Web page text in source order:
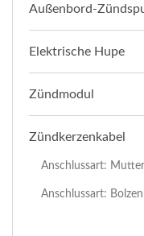
Außenbord-
Elektrische Hupe
Zündmodul
Zündkerzenkabel
Anschlussart: Mutter
Anschlussart: Bolzen